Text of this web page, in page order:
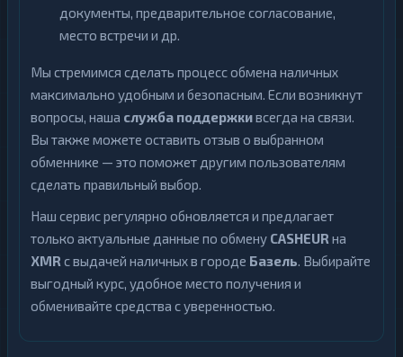
документы, предварительное согласование,
место встречи и др.
Мы стремимся сделать процесс обмена наличных
максимально удобным и безопасным. Если возникнут
вопросы, наша служба поддержкивсегда на связи.
Вы также можете оставить отзыв о выбранном
обменнике — это поможет другим пользователям
сделать правильный выбор.
Наш сервис регулярно обновляется и предлагает
только актуальные данные по обмену CASHEUR на
XMR с выдачей наличных в городе Базель. Выбирайте
выгодный курс, удобное место получения и
обменивайте средства с уверенностью.